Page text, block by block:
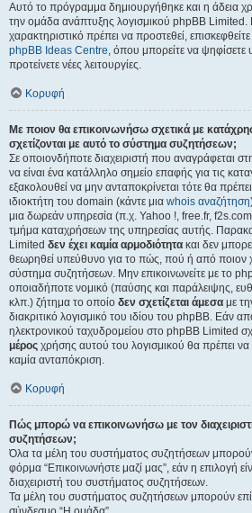
Αυτό το πρόγραμμα δημιουργήθηκε και η άδεια
την ομάδα ανάπτυξης λογισμικού phpBB Limited.
χαρακτηριστικό πρέπει να προστεθεί,
phpBB Ideas Centre, όπου μπορείτε να ψηφίσετε
προτείνετε νέες λειτουργίες.
Κορυφή
Με ποιον θα επικοινωνήσω σχετικά με
σχετίζονται με αυτό το σύστημα συζητήσεων;
Σε οποιονδήποτε διαχειριστή που αναγράφεται
να είναι ένα κατάλληλο σημείο επαφής για τις
εξακολουθεί να μην ανταποκρίνεται τότε θα
ιδιοκτήτη του domain (κάντε μια whois αναζήτηση
μια δωρεάν υπηρεσία (π.χ. Yahoo !, free.fr,
τμήμα καταχρήσεων της υπηρεσίας αυτής.
Limited δεν έχει καμία αρμοδιότητα και δεν
θεωρηθεί υπεύθυνο για το πώς, πού ή από ποιον
σύστημα συζητήσεων. Μην επικοινωνείτε με το
οποιαδήποτε νομικό (παύσης και παράλειψης,
κλπ.) ζήτημα το οποίο δεν σχετίζεται άμεσα με
διακριτικό λογισμικό του ιδίου του phpBB. Εάν
ηλεκτρονικού ταχυδρομείου στο phpBB Limited
μέρος χρήσης αυτού του λογισμικού θα πρέπει να
καμία ανταπόκριση.
Κορυφή
Πώς μπορώ να επικοινωνήσω με τον
συζητήσεων;
Όλα τα μέλη του συστήματος συζητήσεων
φόρμα “Επικοινωνήστε μαζί μας”, εάν η επιλογή
διαχειριστή του συστήματος συζητήσεων.
Τα μέλη του συστήματος συζητήσεων μπορούν